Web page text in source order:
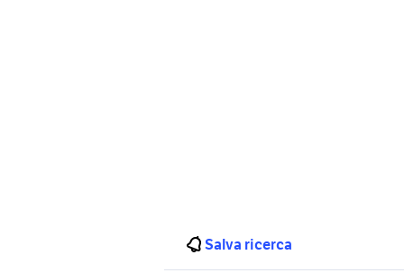
Salva ricerca